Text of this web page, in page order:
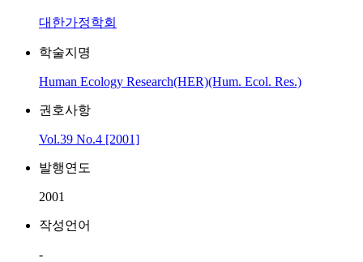
대한가정학회
학술지명
Human Ecology Research(HER)(Hum. Ecol. Res.)
권호사항
Vol.39 No.4 [2001]
발행연도
2001
작성언어
-